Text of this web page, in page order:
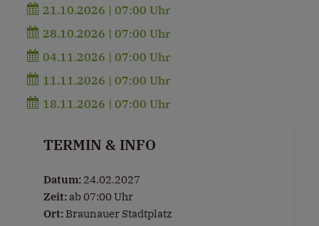
21.10.2026 | 07:00 Uhr
28.10.2026 | 07:00 Uhr
04.11.2026 | 07:00 Uhr
11.11.2026 | 07:00 Uhr
18.11.2026 | 07:00 Uhr
TERMIN & INFO
Datum: 24.02.2027
Zeit: ab 07:00 Uhr
Ort: Braunauer Stadtplatz